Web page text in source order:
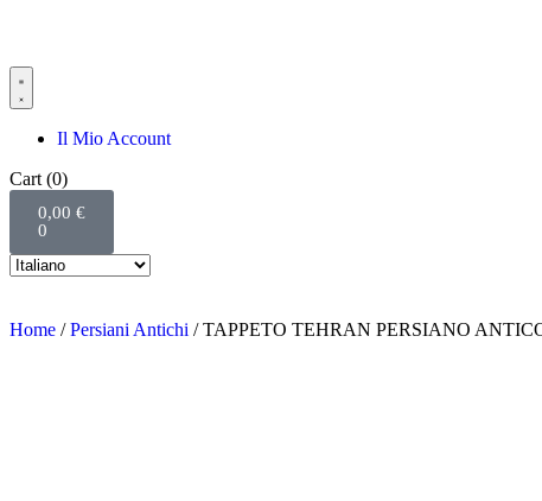
Il Mio Account
Cart (0)
0,00 €
0
Home /Persiani Antichi / TAPPETO TEHRAN PERSIANO